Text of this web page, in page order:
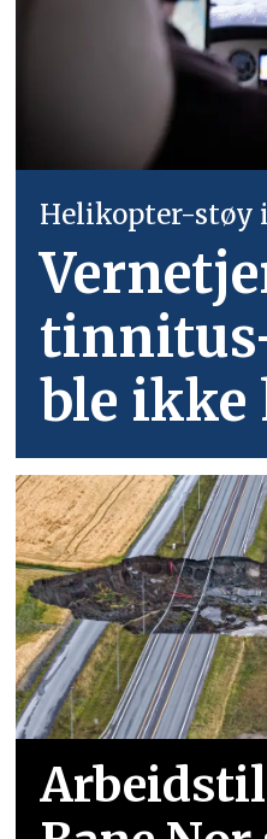
Helikopter-støy
ble ikke